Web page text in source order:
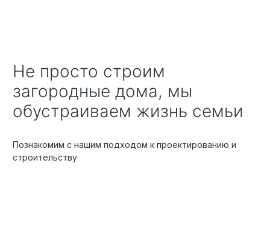
Не просто строим
загородные дома, мы
обустраиваем жизнь семьи
Познакомим с нашим подходом к проектированию и
строительству